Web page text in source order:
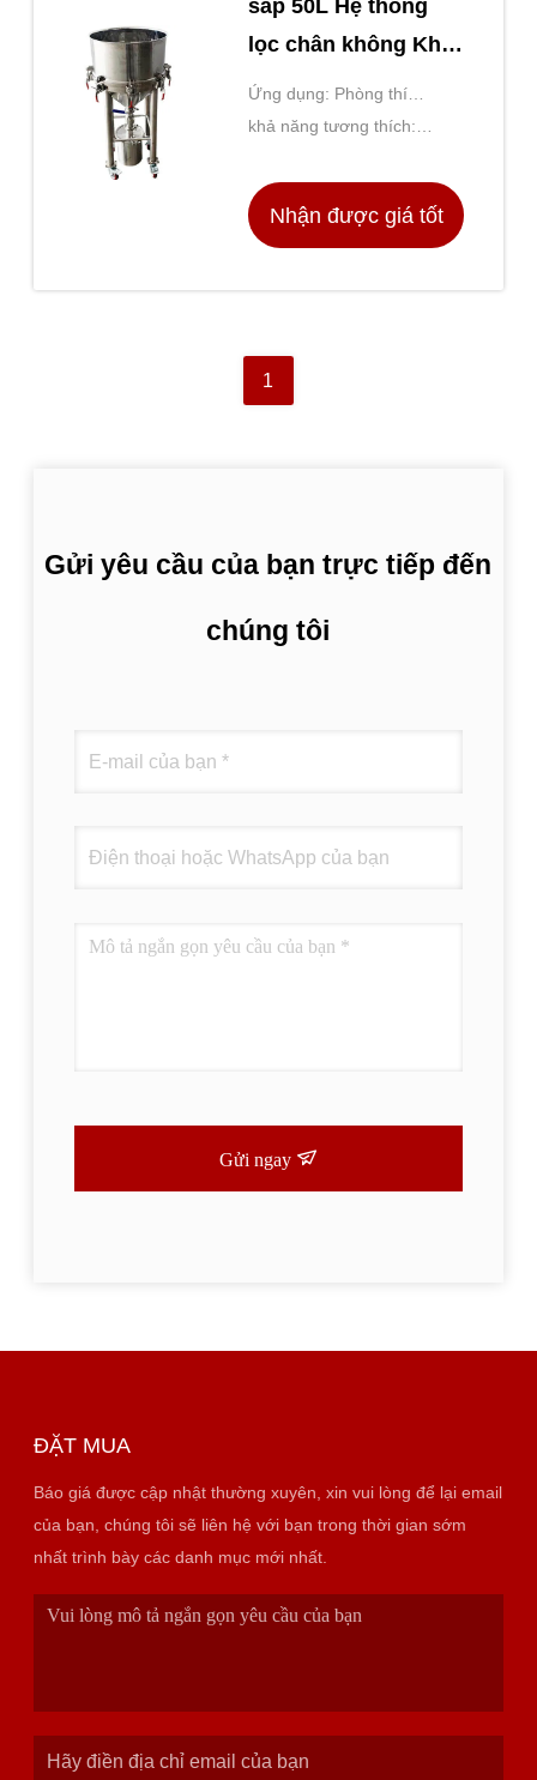
sáp 50L Hệ thống
lọc chân không Khử
sáp hiệu suất cao
Ứng dụng: Phòng thí
nghiệm lọc, khử trùng, phân
khả năng tương thích:
màng lọc
Nhận được giá tốt
1
Gửi yêu cầu của bạn trực tiếp đến
chúng tôi
Gửi ngay
ĐẶT MUA
Báo giá được cập nhật thường xuyên, xin vui lòng để lại email
của bạn, chúng tôi sẽ liên hệ với bạn trong thời gian sớm
nhất trình bày các danh mục mới nhất.